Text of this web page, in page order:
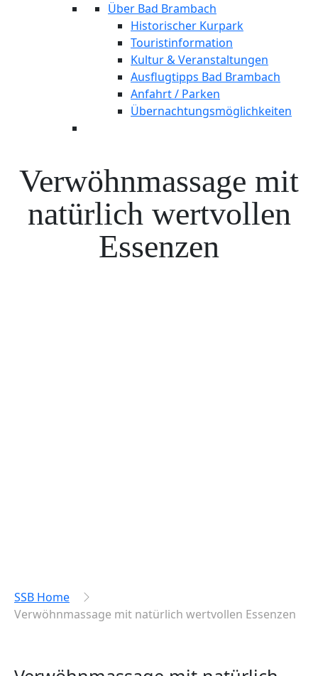
Über Bad Brambach
Historischer Kurpark
Touristinformation
Kultur & Veranstaltungen
Ausflugtipps Bad Brambach
Anfahrt / Parken
Übernachtungsmöglichkeiten
Verwöhnmassage mit
natürlich wertvollen
Essenzen
SSB Home
Verwöhnmassage mit natürlich wertvollen Essenzen